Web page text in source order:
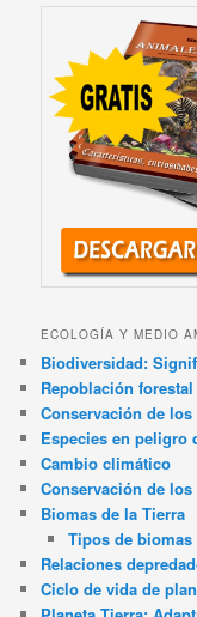
ECOLOGÍA Y MEDIO
Biodiversidad:
Repoblación forestal
Conservación de
Especies en peligro
Cambio climático
Conservación de
Biomas de la Tierra
Tipos de
Relaciones
Ciclo de vida de